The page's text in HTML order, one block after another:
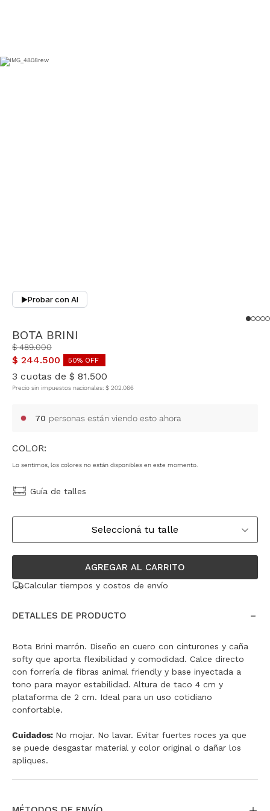
▶Probar con AI
BOTA BRINI
$ 489.000
$ 244.500 50% OFF
3 cuotas de $ 81.500
Precio sin impuestos nacionales: $ 202 066
70 personas están viendo esto ahora
COLOR:
Lo sentimos, los colores no están disponibles en este momento.
Guía de talles
Seleccioná tu talle
AGREGAR AL CARRITO
Calcular tiempos y costos de envío
DETALLES DE PRODUCTO
Bota Brini marrón. Diseño en cuero con cinturones y caña
softy que aporta flexibilidad y comodidad. Calce directo
con forrería de fibras animal friendly y base inyectada a
tono para mayor estabilidad. Altura de taco 4 cm y
plataforma de 2 cm. Ideal para un uso cotidiano
confortable.
Cuidados: No mojar. No lavar. Evitar fuertes roces ya que
se puede desgastar material y color original o dañar los
apliques.